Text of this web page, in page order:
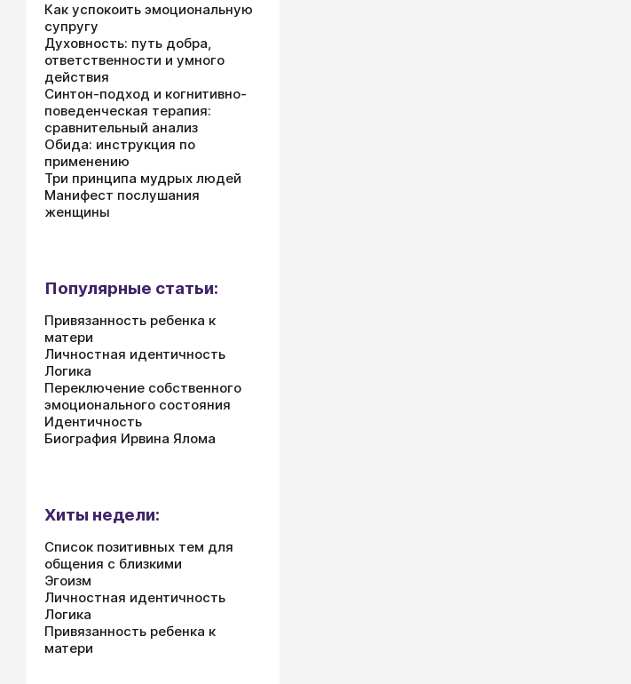
Как успокоить эмоциональную
супругу
Духовность: путь добра,
ответственности и умного
действия
Синтон-подход и когнитивно-
поведенческая терапия:
сравнительный анализ
Обида: инструкция по
применению
Три принципа мудрых людей
Манифест послушания
женщины
Популярные статьи:
Привязанность ребенка к
матери
Личностная идентичность
Логика
Переключение собственного
эмоционального состояния
Идентичность
Биография Ирвина Ялома
Хиты недели:
Список позитивных тем для
общения с близкими
Эгоизм
Личностная идентичность
Логика
Привязанность ребенка к
матери